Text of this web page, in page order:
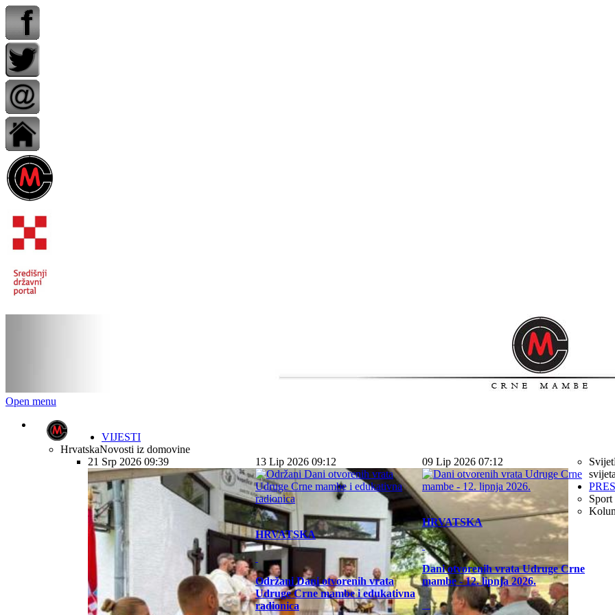
Open menu
VIJESTI
HrvatskaNovosti iz domovine
21 Srp 2026 09:39
13 Lip 2026 09:12
HRVATSKA
Održani Dani otvorenih vrata
Udruge Crne mambe i edukativna
radionica
09 Lip 2026 07:12
HRVATSKA
Dani otvorenih vrata Udruge Crne
mambe - 12. lipnja 2026.
Svijet
svijeta
Sport